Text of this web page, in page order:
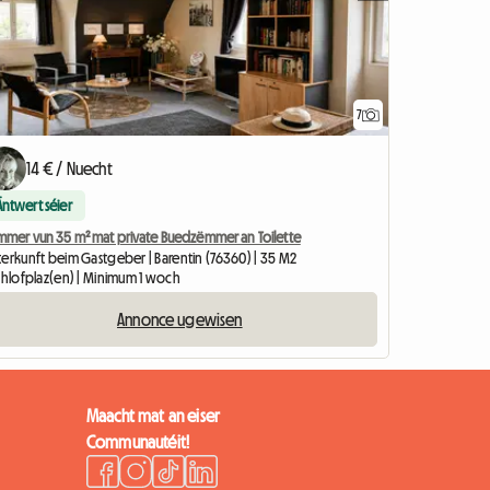
7
14 € / Nuecht
séier
vun 35 m² mat private Buedzëmmer an Toilette
beim Gastgeber | Barentin (76360) | 35 M2
| Minimum 1 woch
Annonce ugewisen
Maacht mat an eiser
Communautéit!